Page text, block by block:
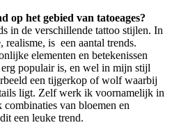
op het gebied van tatoeages?
in de verschillende tattoo stijlen. In
is een aantal trends.
elementen en betekenissen
populair is, en wel in mijn stijl
een tijgerkop of wolf waarbij
ligt. Zelf werk ik voornamelijk in
combinaties van bloemen en
een leuke trend.